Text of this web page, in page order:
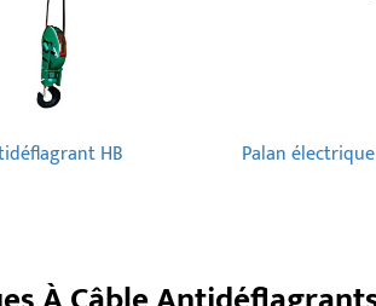
HB Palan